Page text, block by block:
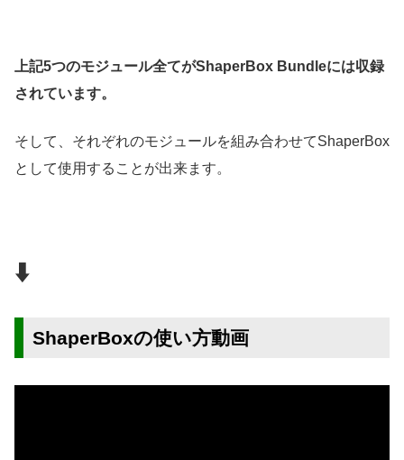
上記5つのモジュール全てがShaperBox Bundleには収録
されています。
そして、それぞれのモジュールを組み合わせてShaperBox
として使用することが出来ます。
⬇️
ShaperBoxの使い方動画